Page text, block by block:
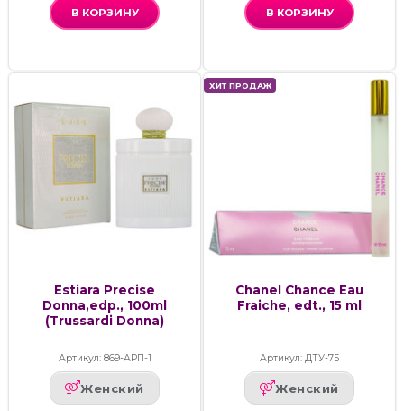
В КОРЗИНУ В КОРЗИНУ
Estiara Precise
Donna,edp., 100ml
(Trussardi Donna)
Артикул: 869-АРП-1
Женский
ХИТ ПРОДАЖ
Chanel Chance Eau
Fraiche, edt., 15 ml
Артикул: ДТУ-75
Женский